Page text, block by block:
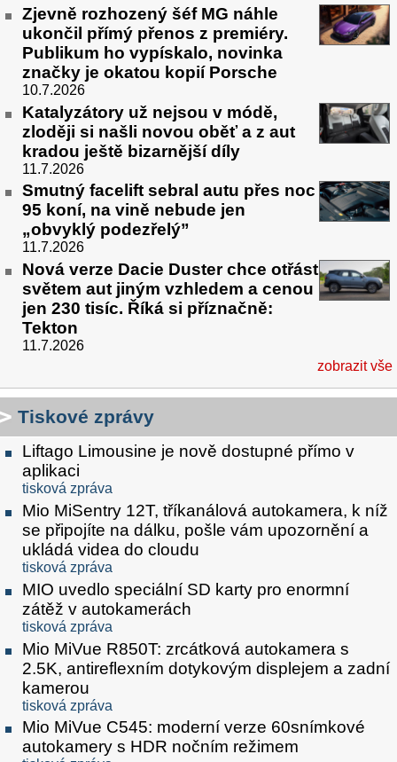
Zjevně rozhozený šéf MG náhle
ukončil přímý přenos z premiéry.
Publikum ho vypískalo, novinka
značky je okatou kopií Porsche
10.7.2026
Katalyzátory už nejsou v módě,
zloději si našli novou oběť a z aut
kradou ještě bizarnější díly
11.7.2026
Smutný facelift sebral autu přes noc
95 koní, na vině nebude jen
„obvyklý podezřelý”
11.7.2026
Nová verze Dacie Duster chce otřást
světem aut jiným vzhledem a cenou
jen 230 tisíc. Říká si příznačně:
Tekton
11.7.2026
zobrazit vše
Tiskové zprávy
Liftago Limousine je nově dostupné přímo v
aplikaci
tisková zpráva
Mio MiSentry 12T, tříkanálová autokamera, k níž
se připojíte na dálku, pošle vám upozornění a
ukládá videa do cloudu
tisková zpráva
MIO uvedlo speciální SD karty pro enormní
zátěž v autokamerách
tisková zpráva
Mio MiVue R850T: zrcátková autokamera s
2.5K, antireflexním dotykovým displejem a zadní
kamerou
tisková zpráva
Mio MiVue C545: moderní verze 60snímkové
autokamery s HDR nočním režimem